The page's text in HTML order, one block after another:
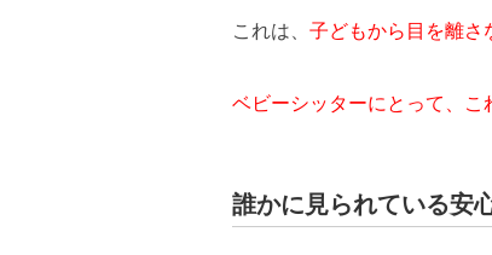
これは、 子どもから目を離さ
ベビーシッターにとって、こ
誰かに見られている安